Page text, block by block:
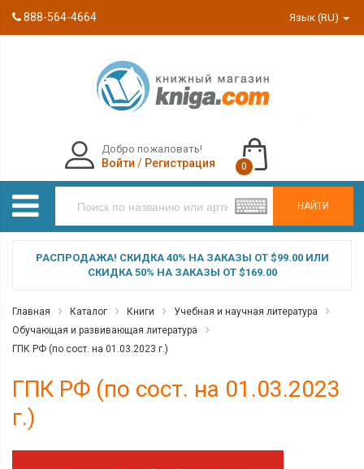
888-564-4664 Язык (RU)
НАЙТИ
Добро пожаловать!
Войти / Регистрация 0
РАСПРОДАЖА! СКИДКА 40% НА ЗАКАЗЫ ОТ $99.00 ИЛИ
СКИДКА 50% НА ЗАКАЗЫ ОТ $169.00
Главная Каталог Книги
Учебная и научная литература
Обучающая и развивающая литература
ГПК РФ (по сост. на 01.03.2023 г.)
ГПК РФ (по сост. на 01.03.2023
г.)